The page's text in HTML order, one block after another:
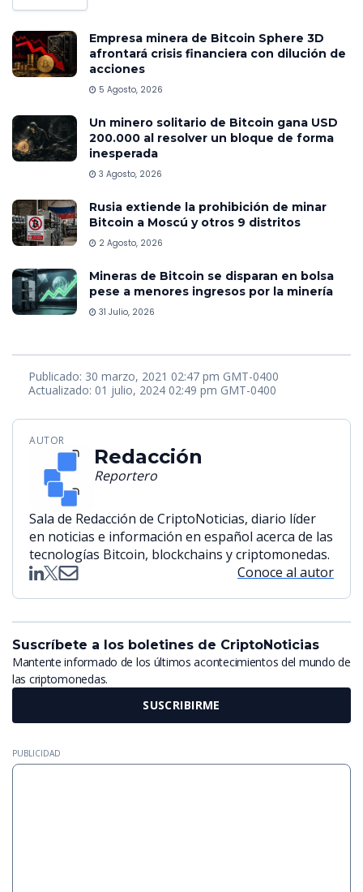
Empresa minera de Bitcoin Sphere 3D
afrontará crisis financiera con dilución de
acciones
5 Agosto, 2026
Un minero solitario de Bitcoin gana USD
200.000 al resolver un bloque de forma
inesperada
3 Agosto, 2026
Rusia extiende la prohibición de minar
Bitcoin a Moscú y otros 9 distritos
2 Agosto, 2026
Mineras de Bitcoin se disparan en bolsa
pese a menores ingresos por la minería
31 Julio, 2026
Publicado: 30 marzo, 2021 02:47 pm GMT-0400
Actualizado: 01 julio, 2024 02:49 pm GMT-0400
AUTOR
Redacción
Reportero
Sala de Redacción de CriptoNoticias, diario líder
en noticias e información en español acerca de las
tecnologías Bitcoin, blockchains y criptomonedas.
Conoce al autor
Suscríbete a los boletines de CriptoNoticias
Mantente informado de los últimos acontecimientos del mundo de
las criptomonedas.
SUSCRIBIRME
PUBLICIDAD